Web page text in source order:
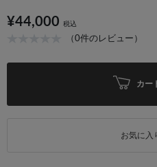
¥44,000 税込
（0件のレビュー）
カー
お気に入